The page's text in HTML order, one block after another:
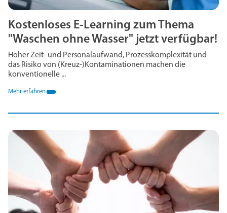
Kostenloses E-Learning zum Thema
"Waschen ohne Wasser" jetzt verfügbar!
Hoher Zeit- und Personalaufwand, Prozesskomplexität und
das Risiko von (Kreuz‑)Kontaminationen machen die
konventionelle ...
Mehr erfahren